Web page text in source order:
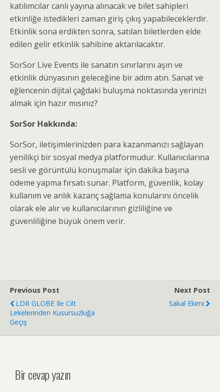
katılımcılar canlı yayına alınacak ve bilet sahipleri
etkinliğe istedikleri zaman giriş çıkış yapabileceklerdir.
Etkinlik sona erdikten sonra, satılan biletlerden elde
edilen gelir etkinlik sahibine aktarılacaktır.
SorSor Live Events ile sanatın sınırlarını aşın ve
etkinlik dünyasının geleceğine bir adım atın. Sanat ve
eğlencenin dijital çağdaki buluşma noktasında yerinizi
almak için hazır mısınız?
SorSor Hakkında:
SorSor, iletişimlerinizden para kazanmanızı sağlayan
yenilikçi bir sosyal medya platformudur. Kullanıcılarına
sesli ve görüntülü konuşmalar için dakika başına
ödeme yapma fırsatı sunar. Platform, güvenlik, kolay
kullanım ve anlık kazanç sağlama konularını öncelik
olarak ele alır ve kullanıcılarının gizliliğine ve
güvenliliğine büyük önem verir.
Previous Post
LDR GLOBE Ile Cilt
Lekelerinden Kusursuzluğa
Geçiş
Next Post
Sakal Ekimi
Bir cevap yazın